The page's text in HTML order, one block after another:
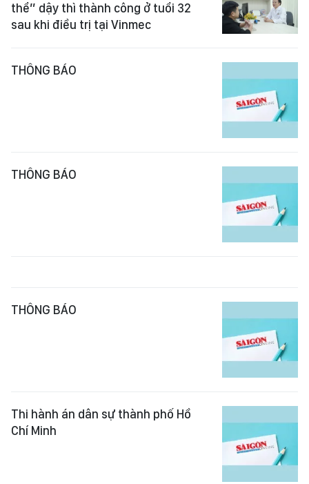
thể” dậy thì thành công ở tuổi 32
sau khi điều trị tại Vinmec
THÔNG BÁO
THÔNG BÁO
THÔNG BÁO
Thi hành án dân sự thành phố Hồ
Chí Minh